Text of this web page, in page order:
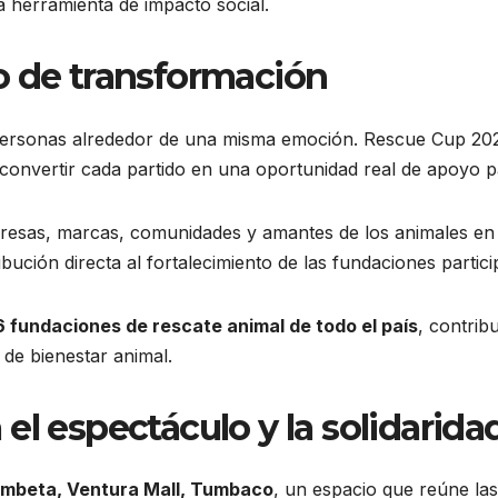
de impacto social.
de transformación
alrededor de una misma emoción. Rescue Cup
cada partido en una oportunidad real de apoyo
marcas, comunidades y amantes de los animales
directa al fortalecimiento de las fundaciones
fundaciones de rescate animal de todo el país,
bienestar animal.
espectáculo y la
Ventura Mall, Tumbaco, un espacio que reúne